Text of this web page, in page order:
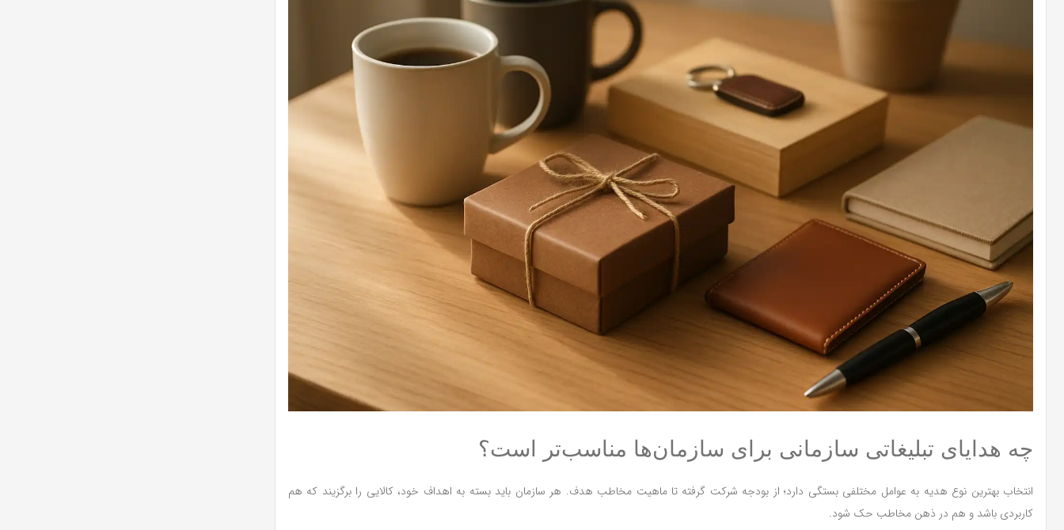
چه هدایای تبلیغاتی سازمانی برای سازمان‌ها مناسب‌تر است؟
انتخاب بهترین نوع هدیه به عوامل مختلفی بستگی دارد؛ از بودجه شرکت گرفته تا ماهیت مخاطب هدف. هر سازمان باید بسته به اهداف خود، کالایی را برگزیند که هم
کاربردی باشد و هم در ذهن مخاطب حک شود.